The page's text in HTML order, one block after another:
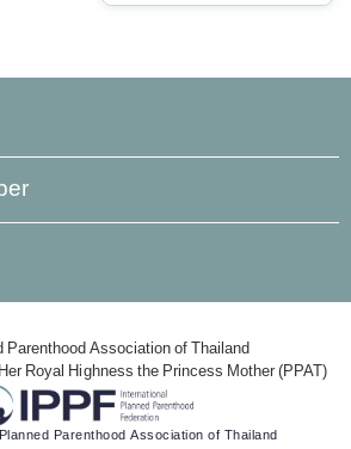
Parenthood Association of Thailand
Royal Highness the Princess Mother (PPAT)
Parenthood Association of Thailand